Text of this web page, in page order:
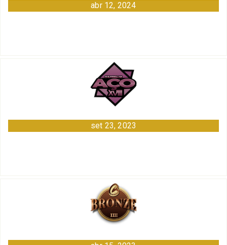
abr 12, 2024
set 23, 2023